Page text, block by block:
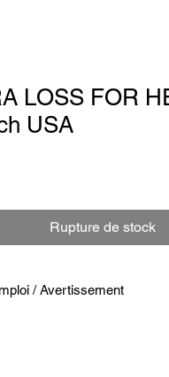
LOSS FOR
USA
Rupture de stock
/ Avertissement